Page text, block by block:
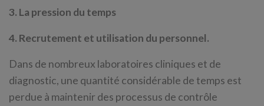
3. La pression du temps
4. Recrutement et utilisation du personnel.
Dans de nombreux laboratoires cliniques et de
diagnostic, une quantité considérable de temps est
perdue à maintenir des processus de contrôle